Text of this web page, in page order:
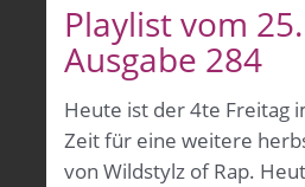
Playlist vom
Ausgabe 284
Heute ist der 4te Freitag
Zeit für eine weitere
von Wildstylz of Rap.